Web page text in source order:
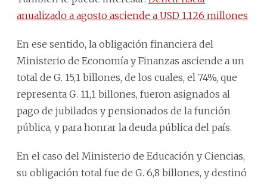
anualizado a agosto asciende a USD 1.126 millones
En ese sentido, la obligación financiera del
Ministerio de Economía y Finanzas asciende a un
total de G. 15,1 billones, de los cuales, el 74%, que
representa G. 11,1 billones, fueron asignados al
pago de jubilados y pensionados de la función
pública, y para honrar la deuda pública del país.
En el caso del Ministerio de Educación y Ciencias,
su obligación total fue de G. 6,8 billones, y destinó